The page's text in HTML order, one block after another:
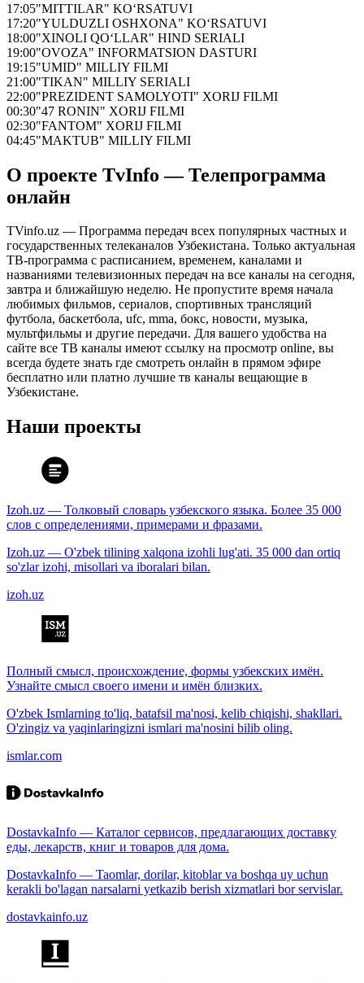
17:05"MITTILAR" KO‘RSATUVI
17:20"YULDUZLI OSHXONA" KO‘RSATUVI
18:00"XINOLI QO‘LLAR" HIND SERIALI
19:00"OVOZA" INFORMATSION DASTURI
19:15"UMID" MILLIY FILMI
21:00"TIKAN" MILLIY SERIALI
22:00"PREZIDENT SAMOLYOTI" XORIJ FILMI
00:30"47 RONIN" XORIJ FILMI
02:30"FANTOM" XORIJ FILMI
04:45"MAKTUB" MILLIY FILMI
О проекте TvInfo — Телепрограмма
онлайн
TVinfo.uz — Программа передач всех популярных частных и
государственных телеканалов Узбекистана. Только актуальная
ТВ-программа с расписанием, временем, каналами и
названиями телевизионных передач на все каналы на сегодня,
завтра и ближайшую неделю. Не пропустите время начала
любимых фильмов, сериалов, спортивных трансляций
футбола, баскетбола, ufc, mma, бокс, новости, музыка,
мультфильмы и другие передачи. Для вашего удобства на
сайте все ТВ каналы имеют ссылку на просмотр online, вы
всегда будете знать где смотреть онлайн в прямом эфире
бесплатно или платно лучшие тв каналы вещающие в
Узбекистане.
Наши проекты
Izoh.uz — Толковый словарь узбекского языка. Более 35 000
слов с определениями, примерами и фразами.
Izoh.uz — O'zbek tilining xalqona izohli lug'ati. 35 000 dan ortiq
so'zlar izohi, misollari va iboralari bilan.
izoh.uz
Полный смысл, происхождение, формы узбекских имён.
Узнайте смысл своего имени и имён близких.
O'zbek Ismlarning to'liq, batafsil ma'nosi, kelib chiqishi, shakllari.
O'zingiz va yaqinlaringizni ismlari ma'nosini bilib oling.
ismlar.com
DostavkaInfo — Каталог сервисов, предлагающих доставку
еды, лекарств, книг и товаров для дома.
DostavkaInfo — Taomlar, dorilar, kitoblar va boshqa uy uchun
kerakli bo'lagan narsalarni yetkazib berish xizmatlari bor servislar.
dostavkainfo.uz